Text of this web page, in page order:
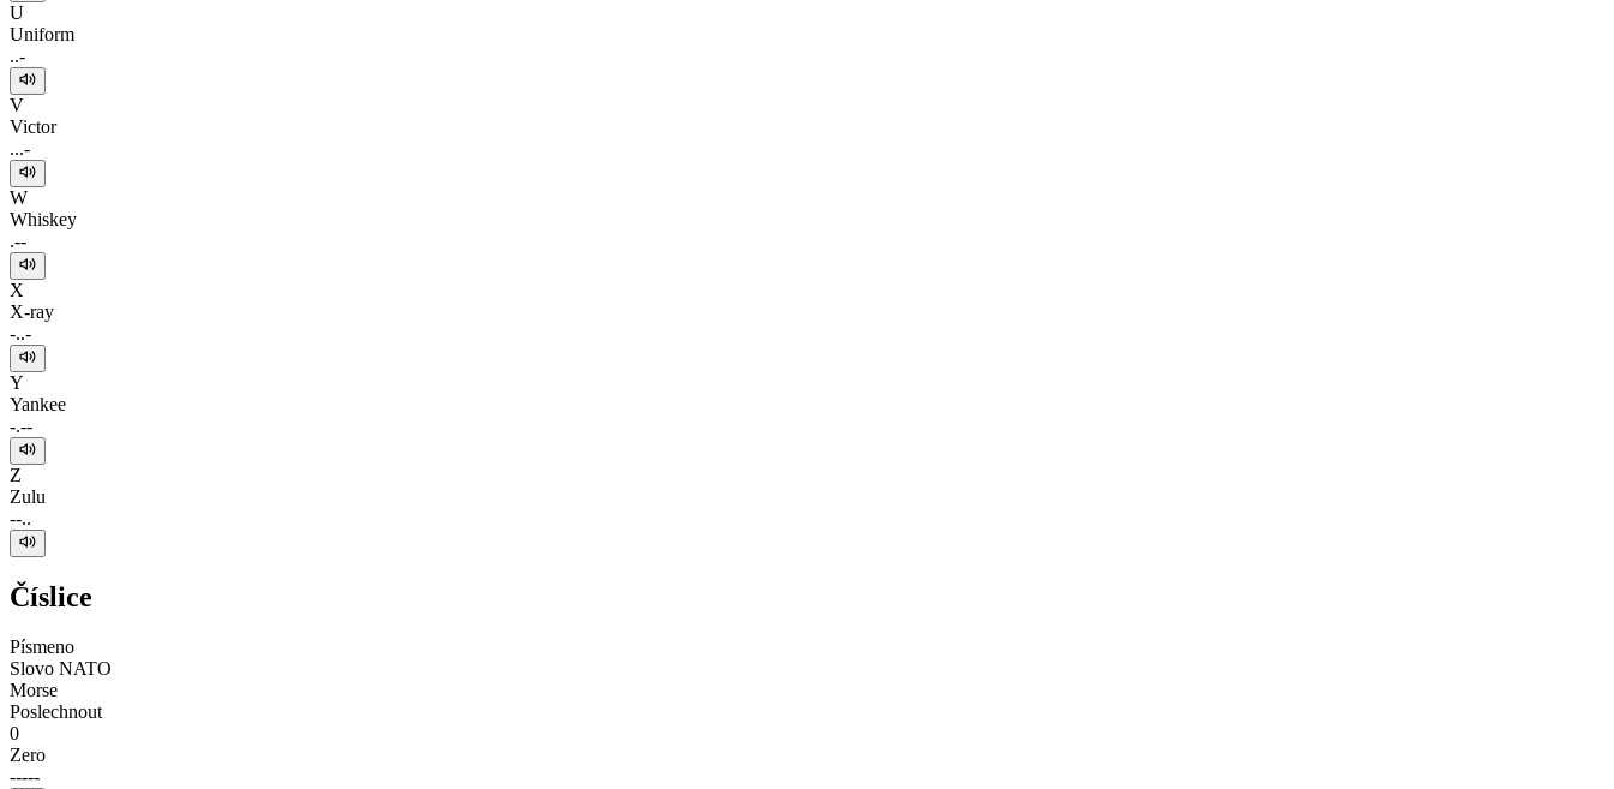
U
Uniform
..-
V
Victor
...-
W
Whiskey
.--
X
X-ray
-..-
Y
Yankee
-.--
Z
Zulu
--..
Číslice
Písmeno
Slovo NATO
Morse
Poslechnout
0
Zero
-----